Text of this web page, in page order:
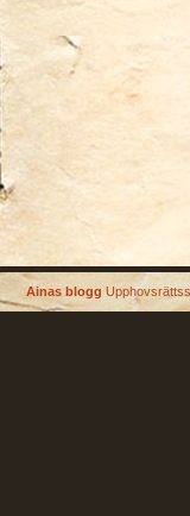
Ainas blogg